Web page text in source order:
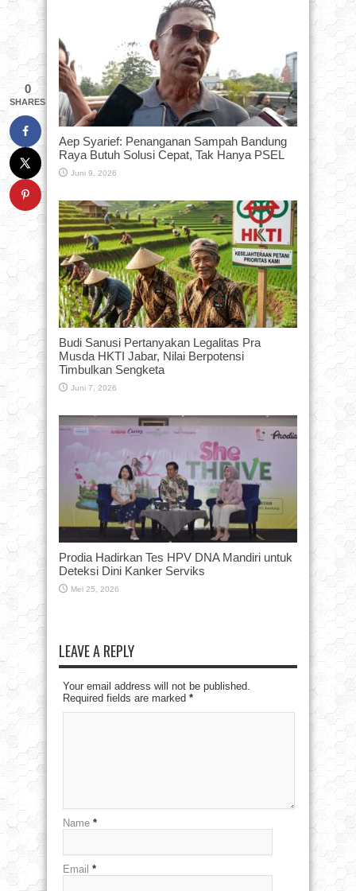
Aep Syarief: Penanganan Sampah Bandung
Raya Butuh Solusi Cepat, Tak Hanya PSEL
Juni 9, 2026
Budi Sanusi Pertanyakan Legalitas Pra
Musda HKTI Jabar, Nilai Berpotensi
Timbulkan Sengketa
Juni 7, 2026
Prodia Hadirkan Tes HPV DNA Mandiri untuk
Deteksi Dini Kanker Serviks
Mei 25, 2026
LEAVE A REPLY
Your email address will not be published.
Required fields are marked *
Name *
Email *
0
SHARES